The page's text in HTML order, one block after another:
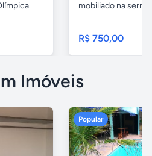
mobiliado na serra
R$ 750,00
Imóveis
Popular